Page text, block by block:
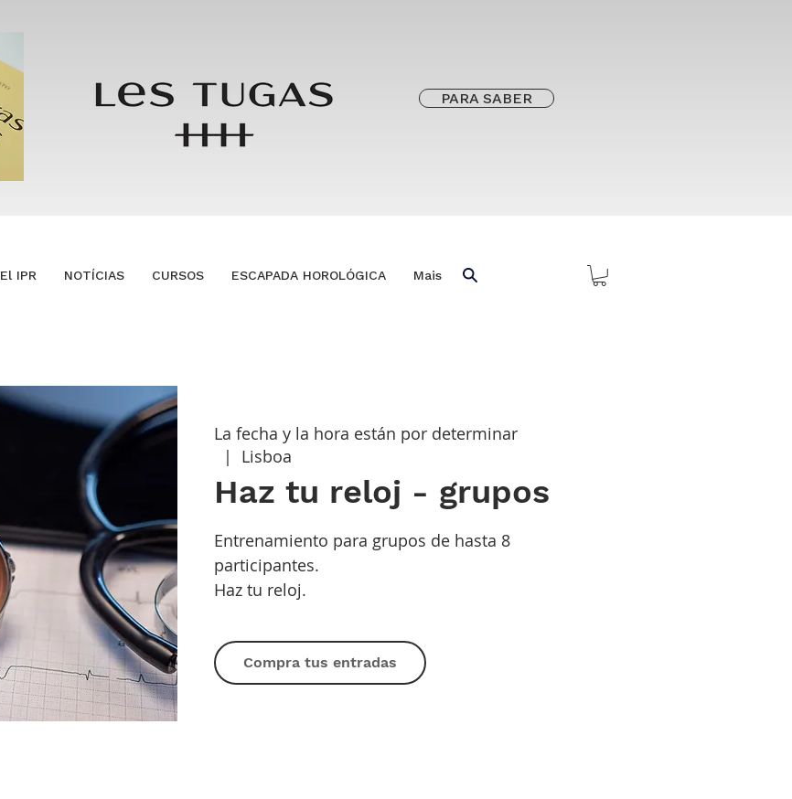
PARA SABER
El IPR NOTÍCIAS CURSOS ESCAPADA HOROLÓGICA Mais
La fecha y la hora están por determinar
  |
Lisboa
Haz tu reloj - grupos
Entrenamiento para grupos de hasta 8
participantes.
Haz tu reloj.
Compra tus entradas